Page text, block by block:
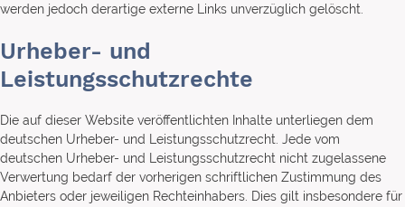
werden jedoch derartige externe Links unverzüglich gelöscht.
Urheber- und
Leistungsschutzrechte
Die auf dieser Website veröffentlichten Inhalte unterliegen dem
deutschen Urheber- und Leistungsschutzrecht. Jede vom
deutschen Urheber- und Leistungsschutzrecht nicht zugelassene
Verwertung bedarf der vorherigen schriftlichen Zustimmung des
Anbieters oder jeweiligen Rechteinhabers. Dies gilt insbesondere für